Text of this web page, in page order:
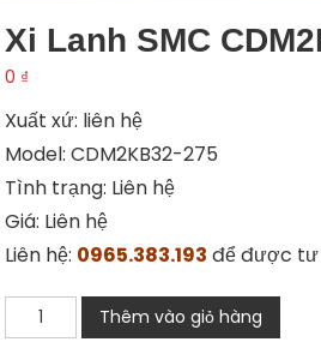
Xi Lanh SMC
0 ₫
Xuất xứ: liên hệ
Model: CDM2KB32-275
Tình trạng: Liên hệ
Giá: Liên hệ
Liên hệ: 0965.383.193 để được tư
lanh
Thêm vào giỏ hàng